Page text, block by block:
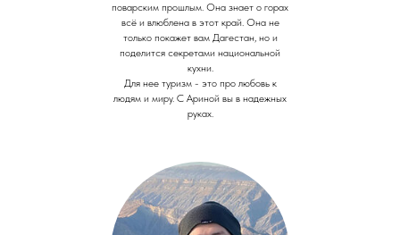
поварским прошлым. Она знает о горах
всё и влюблена в этот край. Она не
только покажет вам Дагестан, но и
поделится секретами национальной
кухни.
Для нее туризм - это про любовь к
людям и миру. С Ариной вы в надежных
руках.